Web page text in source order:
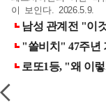
이 보인다. 2026.5.9.